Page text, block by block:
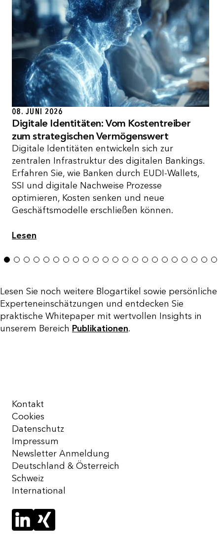
08. JUNI 2026
Digitale Identitäten: Vom Kostentreiber
zum strategischen Vermögenswert
Digitale Identitäten entwickeln sich zur
zentralen Infrastruktur des digitalen Bankings.
Erfahren Sie, wie Banken durch EUDI-Wallets,
SSI und digitale Nachweise Prozesse
optimieren, Kosten senken und neue
Geschäftsmodelle erschließen können.
Lesen
1 2 3 4 5 6 7 8 9 10111213141516171819202122
Lesen Sie noch weitere Blogartikel sowie persönliche
Experteneinschätzungen und entdecken Sie
praktische Whitepaper mit wertvollen Insights in
unserem Bereich Publikationen.
Kontakt
Cookies
Datenschutz
Impressum
Newsletter Anmeldung
Deutschland & Österreich
Schweiz
International